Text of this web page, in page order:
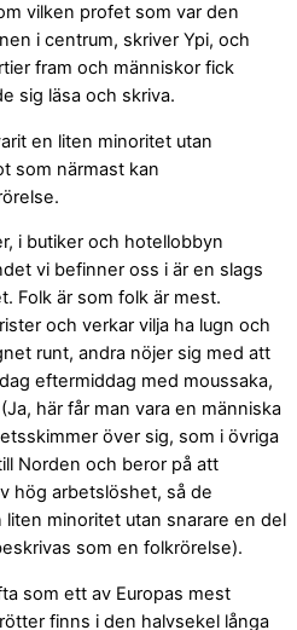
vilken profet som var den
i centrum, skriver Ypi, och
fram och människor fick
sig läsa och skriva.
en liten minoritet utan
som närmast kan
i butiker och hotellobbyn
vi befinner oss i är en slags
Folk är som folk är mest.
och verkar vilja ha lugn och
runt, andra nöjer sig med att
eftermiddag med moussaka,
här får man vara en människa
över sig, som i övriga
Norden och beror på att
hög arbetslöshet, så de
liten minoritet utan snarare en del
som en folkrörelse).
som ett av Europas mest
finns i den halvsekel långa